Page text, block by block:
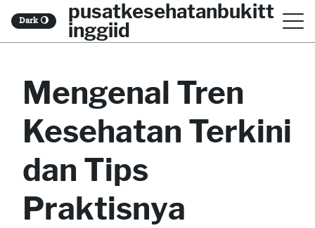
Dark 🌖 pusatkesehatanbukitt
inggiid
Mengenal Tren
Kesehatan Terkini
dan Tips
Praktisnya